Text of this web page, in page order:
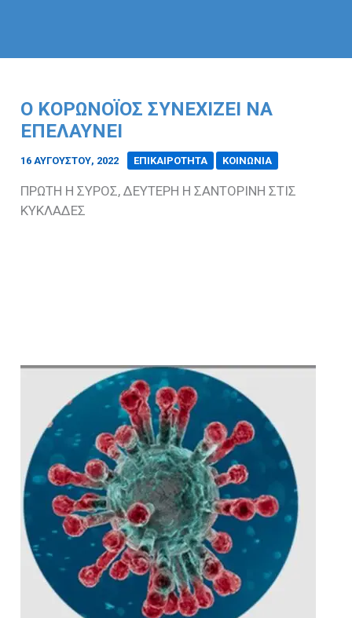
Ο ΚΟΡΩΝΟΪΟΣ ΣΥΝΕΧΙΖΕΙ ΝΑ
ΕΠΕΛΑΥΝΕΙ
16 ΑΥΓΟΎΣΤΟΥ, 2022 ΕΠΙΚΑΙΡΟΤΗΤΑ ΚΟΙΝΩΝΙΑ
ΠΡΩΤΗ Η ΣΥΡΟΣ, ΔΕΥΤΕΡΗ Η ΣΑΝΤΟΡΙΝΗ ΣΤΙΣ
ΚΥΚΛΑΔΕΣ